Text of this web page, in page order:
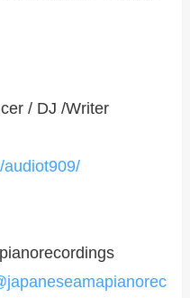
/ DJ /Writer
audiot909/